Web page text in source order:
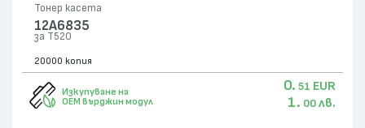
Тонер касета
12A6835
за T520
20000 копия
Изкупуване на
OEM върджин модул
0. 51 EUR
1. 00 лв.